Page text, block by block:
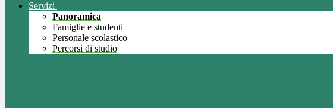
Servizi
Panoramica
Famiglie e studenti
Personale scolastico
Percorsi di studio